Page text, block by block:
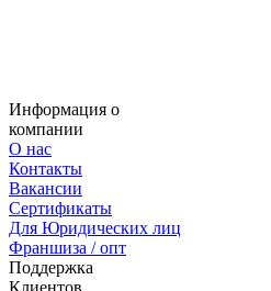
Информация о
компании
О нас
Контакты
Вакансии
Сертификаты
Для Юридических лиц
Франшиза / опт
Поддержка
Клиентов